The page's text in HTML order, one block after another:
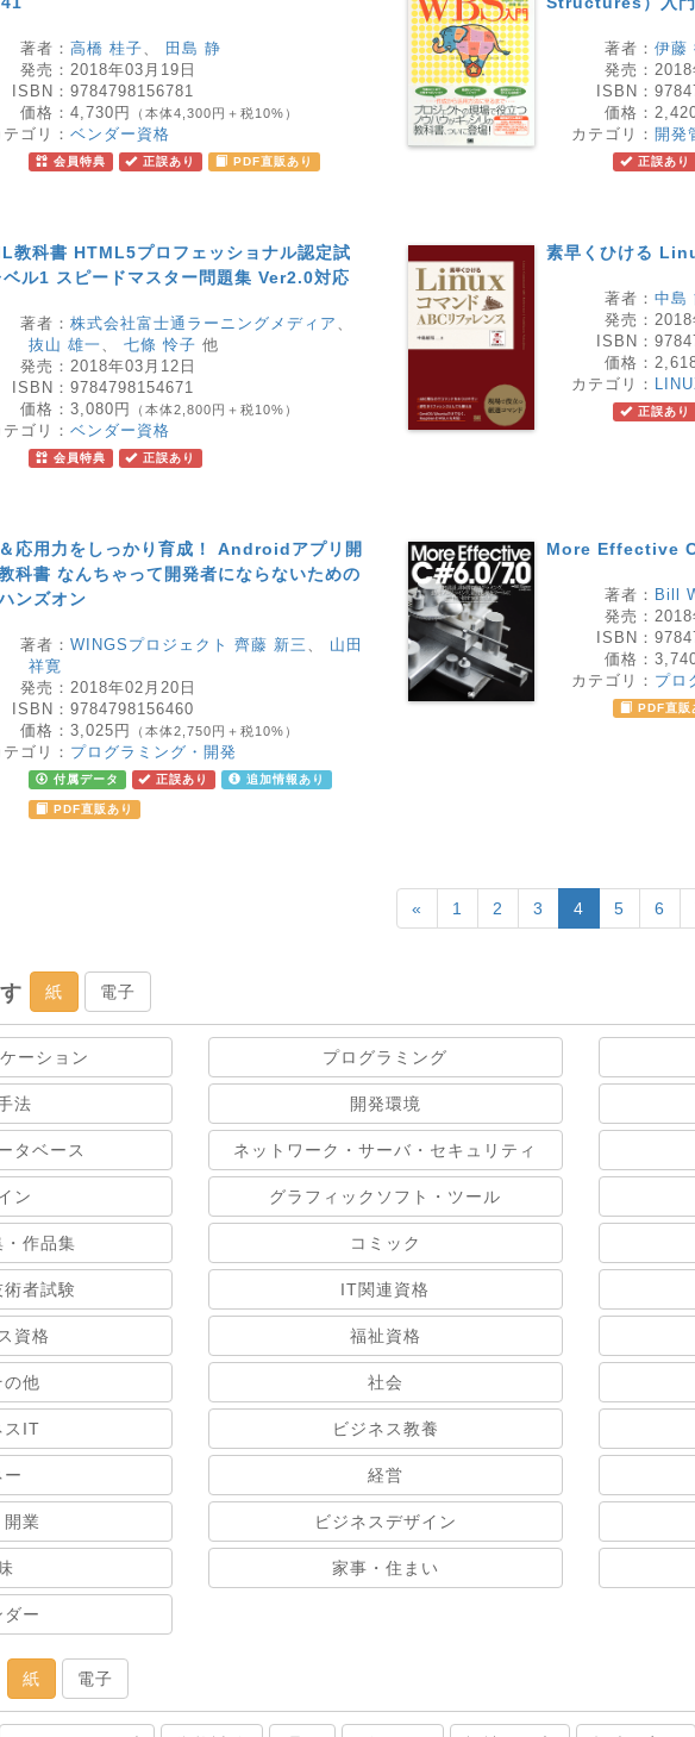
著者： 高橋 桂子、
田島 静
発売： 2018年03月19日
ISBN： 9784798156781
価格： 4,730円 （本体4,300円＋税10%）
テゴリ： ベンダー資格
会員特典 正誤あり PDF直販あり
著者： 伊藤
発売： 2018
ISBN：
価格：
カテゴリ： 開発
正誤あり
教科書 HTML5プロフェッショナル認定試
ル1 スピードマスター問題集 Ver2.0対応
著者： 株式会社富士通ラーニングメディア 、
抜山 雄一 、 七條 怜子 他
発売： 2018年03月12日
ISBN： 9784798154671
価格： 3,080円 （本体2,800円＋税10%）
テゴリ： ベンダー資格
会員特典 正誤あり
素早くひける
著者： 中島
発売： 2018
ISBN：
価格：
カテゴリ：
正誤あり
応用力をしっかり育成！ Androidアプリ開
科書 なんちゃって開発者にならないための
ンズオン
著者： WINGSプロジェクト 齊藤 新三 、 山田
祥寛
発売： 2018年02月20日
ISBN： 9784798156460
価格： 3,025円 （本体2,750円＋税10%）
テゴリ： プログラミング・開発
付属データ 正誤あり 追加情報あり
PDF直販あり
More Effective
著者： Bill
発売： 2018
ISBN：
価格：
カテゴリ： プロ
PDF直販
« 1 2 3 4 5 6
紙 電子
ーション プログラミング
法 開発環境
タベース ネットワーク・サーバ・セキュリティ
ン グラフィックソフト・ツール
・作品集 コミック
者試験 IT関連資格
資格 福祉資格
の他 社会
スIT ビジネス教養
ー 経営
開業 ビジネスデザイン
家事・住まい
ダー
紙 電子